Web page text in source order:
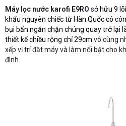
Máy lọc nước karofi E9RO sở hữu 9
khẩu nguyên chiếc từ Hàn Quốc có
bụi bẩn ngăn chặn chúng quay trở lại
thiết kế chiều rộng chỉ 29cm vô cùng
xếp vị trí đặt máy và làm nổi bật cho
đình.